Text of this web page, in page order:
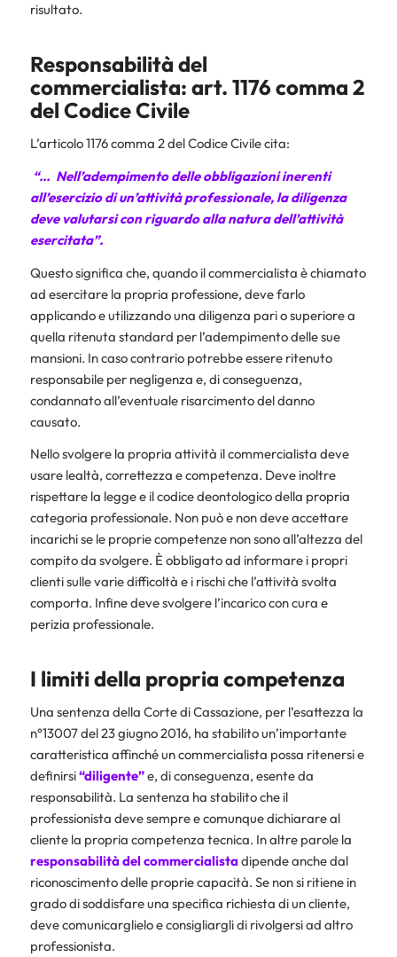
risultato.
Responsabilità del
commercialista: art. 1176 comma 2
del Codice Civile
L’articolo 1176 comma 2 del Codice Civile cita:
“… Nell’adempimento delle obbligazioni inerenti
all’esercizio di un’attività professionale, la diligenza
deve valutarsi con riguardo alla natura dell’attività
esercitata”.
Questo significa che, quando il commercialista è chiamato
ad esercitare la propria professione, deve farlo
applicando e utilizzando una diligenza pari o superiore a
quella ritenuta standard per l’adempimento delle sue
mansioni. In caso contrario potrebbe essere ritenuto
responsabile per negligenza e, di conseguenza,
condannato all’eventuale risarcimento del danno
causato.
Nello svolgere la propria attività il commercialista deve
usare lealtà, correttezza e competenza. Deve inoltre
rispettare la legge e il codice deontologico della propria
categoria professionale. Non può e non deve accettare
incarichi se le proprie competenze non sono all’altezza del
compito da svolgere. È obbligato ad informare i propri
clienti sulle varie difficoltà e i rischi che l’attività svolta
comporta. Infine deve svolgere l’incarico con cura e
perizia professionale.
I limiti della propria competenza
Una sentenza della Corte di Cassazione, per l’esattezza la
n°13007 del 23 giugno 2016, ha stabilito un’importante
caratteristica affinché un commercialista possa ritenersi e
definirsi“diligente”e, di conseguenza, esente da
responsabilità. La sentenza ha stabilito che il
professionista deve sempre e comunque dichiarare al
cliente la propria competenza tecnica. In altre parole la
responsabilità del commercialistadipende anche dal
riconoscimento delle proprie capacità. Se non si ritiene in
grado di soddisfare una specifica richiesta di un cliente,
deve comunicarglielo e consigliargli di rivolgersi ad altro
professionista.